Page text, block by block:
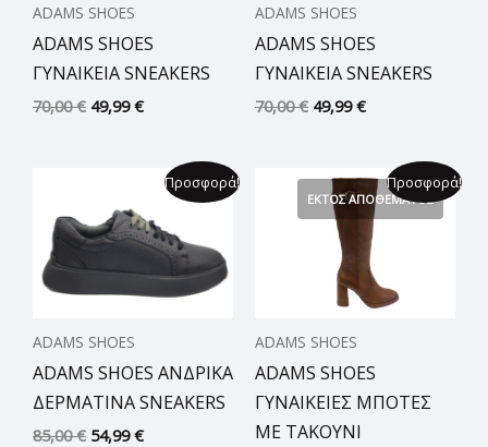
ADAMS SHOES
ADAMS SHOES
ΓΥΝΑΙΚΕΙΑ SNEAKERS
70,00€ 49,99€
ADAMS SHOES
ADAMS SHOES
ΓΥΝΑΙΚΕΙΑ SNEAKERS
70,00€ 49,99€
Προσφορά!
ADAMS SHOES
ADAMS SHOES ΑΝΔΡΙΚΑ
ΔΕΡΜΑΤΙΝΑ SNEAKERS
85,00€
was:
85,00 €.
54,99€
τρέχουσα
τιμή
είναι:
54,99 €.
Προσφορά!
ΕΚΤΌΣ ΑΠΟΘΈΜΑΤΟΣ
ADAMS SHOES
ADAMS SHOES
ΓΥΝΑΙΚΕΙΕΣ ΜΠΟΤΕΣ
ΜΕ ΤΑΚΟΥΝΙ
Original
price
was:
79,00 €.
Η
τρέχουσα
τιμή
είναι:
49,99 €.